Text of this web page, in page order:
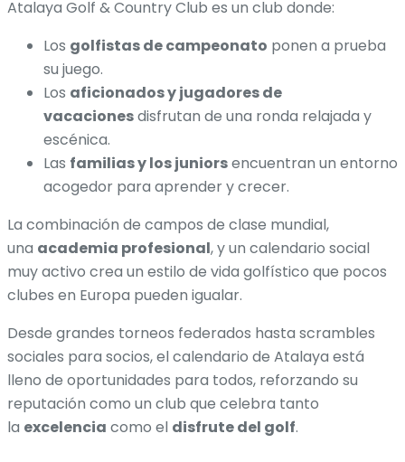
Atalaya Golf & Country Club es un club donde:
Los golfistas de campeonato ponen a prueba
su juego.
Los aficionados y jugadores de
vacacionesdisfrutan de una ronda relajada y
escénica.
Las familias y los juniorsencuentran un entorno
acogedor para aprender y crecer.
La combinación de campos de clase mundial,
una academia profesional, y un calendario social
muy activo crea un estilo de vida golfístico que pocos
clubes en Europa pueden igualar.
Desde grandes torneos federados hasta scrambles
sociales para socios, el calendario de Atalaya está
lleno de oportunidades para todos, reforzando su
reputación como un club que celebra tanto
la excelencia como el disfrute del golf.